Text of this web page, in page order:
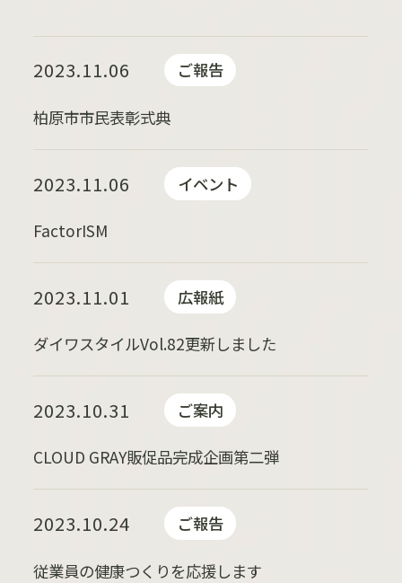
2023.11.06 ご報告
柏原市市民表彰式典
2023.11.06 イベント
FactorISM
2023.11.01 広報紙
ダイワスタイルVol.82更新しました
2023.10.31 ご案内
CLOUD GRAY販促品完成企画第二弾
2023.10.24 ご報告
従業員の健康つくりを応援します